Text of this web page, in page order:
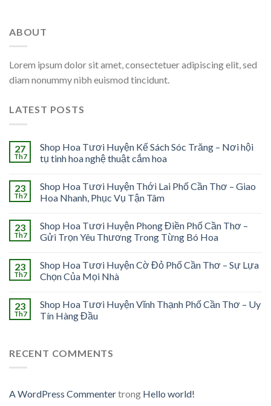
ABOUT
Lorem ipsum dolor sit amet, consectetuer adipiscing elit, sed
diam nonummy nibh euismod tincidunt.
LATEST POSTS
27
Th7
Shop Hoa Tươi Huyện Kế Sách Sóc Trăng – Nơi hội
tụ tinh hoa nghệ thuật cắm hoa
23
Th7
Shop Hoa Tươi Huyện Thới Lai Phố Cần Thơ – Giao
Hoa Nhanh, Phục Vụ Tận Tâm
23
Th7
Shop Hoa Tươi Huyện Phong Điền Phố Cần Thơ –
Gửi Trọn Yêu Thương Trong Từng Bó Hoa
23
Th7
Shop Hoa Tươi Huyện Cờ Đỏ Phố Cần Thơ – Sự Lựa
Chọn Của Mọi Nhà
23
Th7
Shop Hoa Tươi Huyện Vĩnh Thạnh Phố Cần Thơ – Uy
Tín Hàng Đầu
RECENT COMMENTS
A WordPress Commentertrong Hello world!